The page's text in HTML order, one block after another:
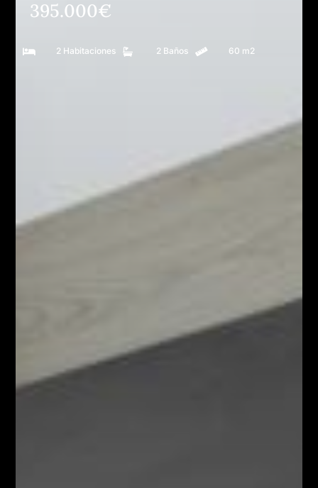
395.000€
 2 Habitaciones  2 Baños  60 m2